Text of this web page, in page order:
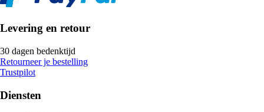
Levering en retour
30 dagen bedenktijd
Retourneer je bestelling
Trustpilot
Diensten